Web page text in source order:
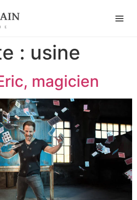
: usine
magicien